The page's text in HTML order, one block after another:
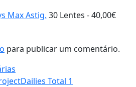
Max Astig. 30 Lentes - 40,00€
para publicar um comentário.
Dailies Total 1